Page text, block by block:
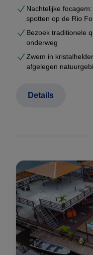
Nachtelijke
spotten op de Rio
Bezoek traditionele
onderweg
Zwem in
afgelegen
Details